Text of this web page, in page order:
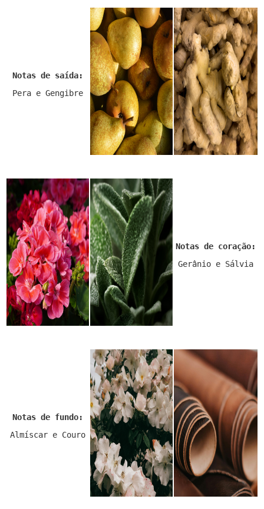
Notas de saída:
Pera e Gengibre
Notas de coração:
Gerânio e Sálvia
Notas de fundo:
Almíscar e Couro